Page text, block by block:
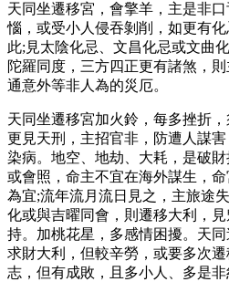
天同坐遷移宮，會擎羊，主是非
惱，或受小人侵吞剝削，如更有
此;見太陰化忌、文昌化忌或文曲
陀羅同度，三方四正更有諸煞，
通意外等非人為的災厄。
天同坐遷移宮加火鈴，每多挫折
更見天刑，主招官非，防遭人謀
染病。地空、地劫、大耗，是破
或會照，命主不宜在海外謀生，
為宜;流年流月流日見之，主旅途
化或與吉曜同會，則遷移大利，
持。加桃花星，多感情困擾。天
求財大利，但較辛勞，或要多次
志，但有成敗，且多小人、多是非